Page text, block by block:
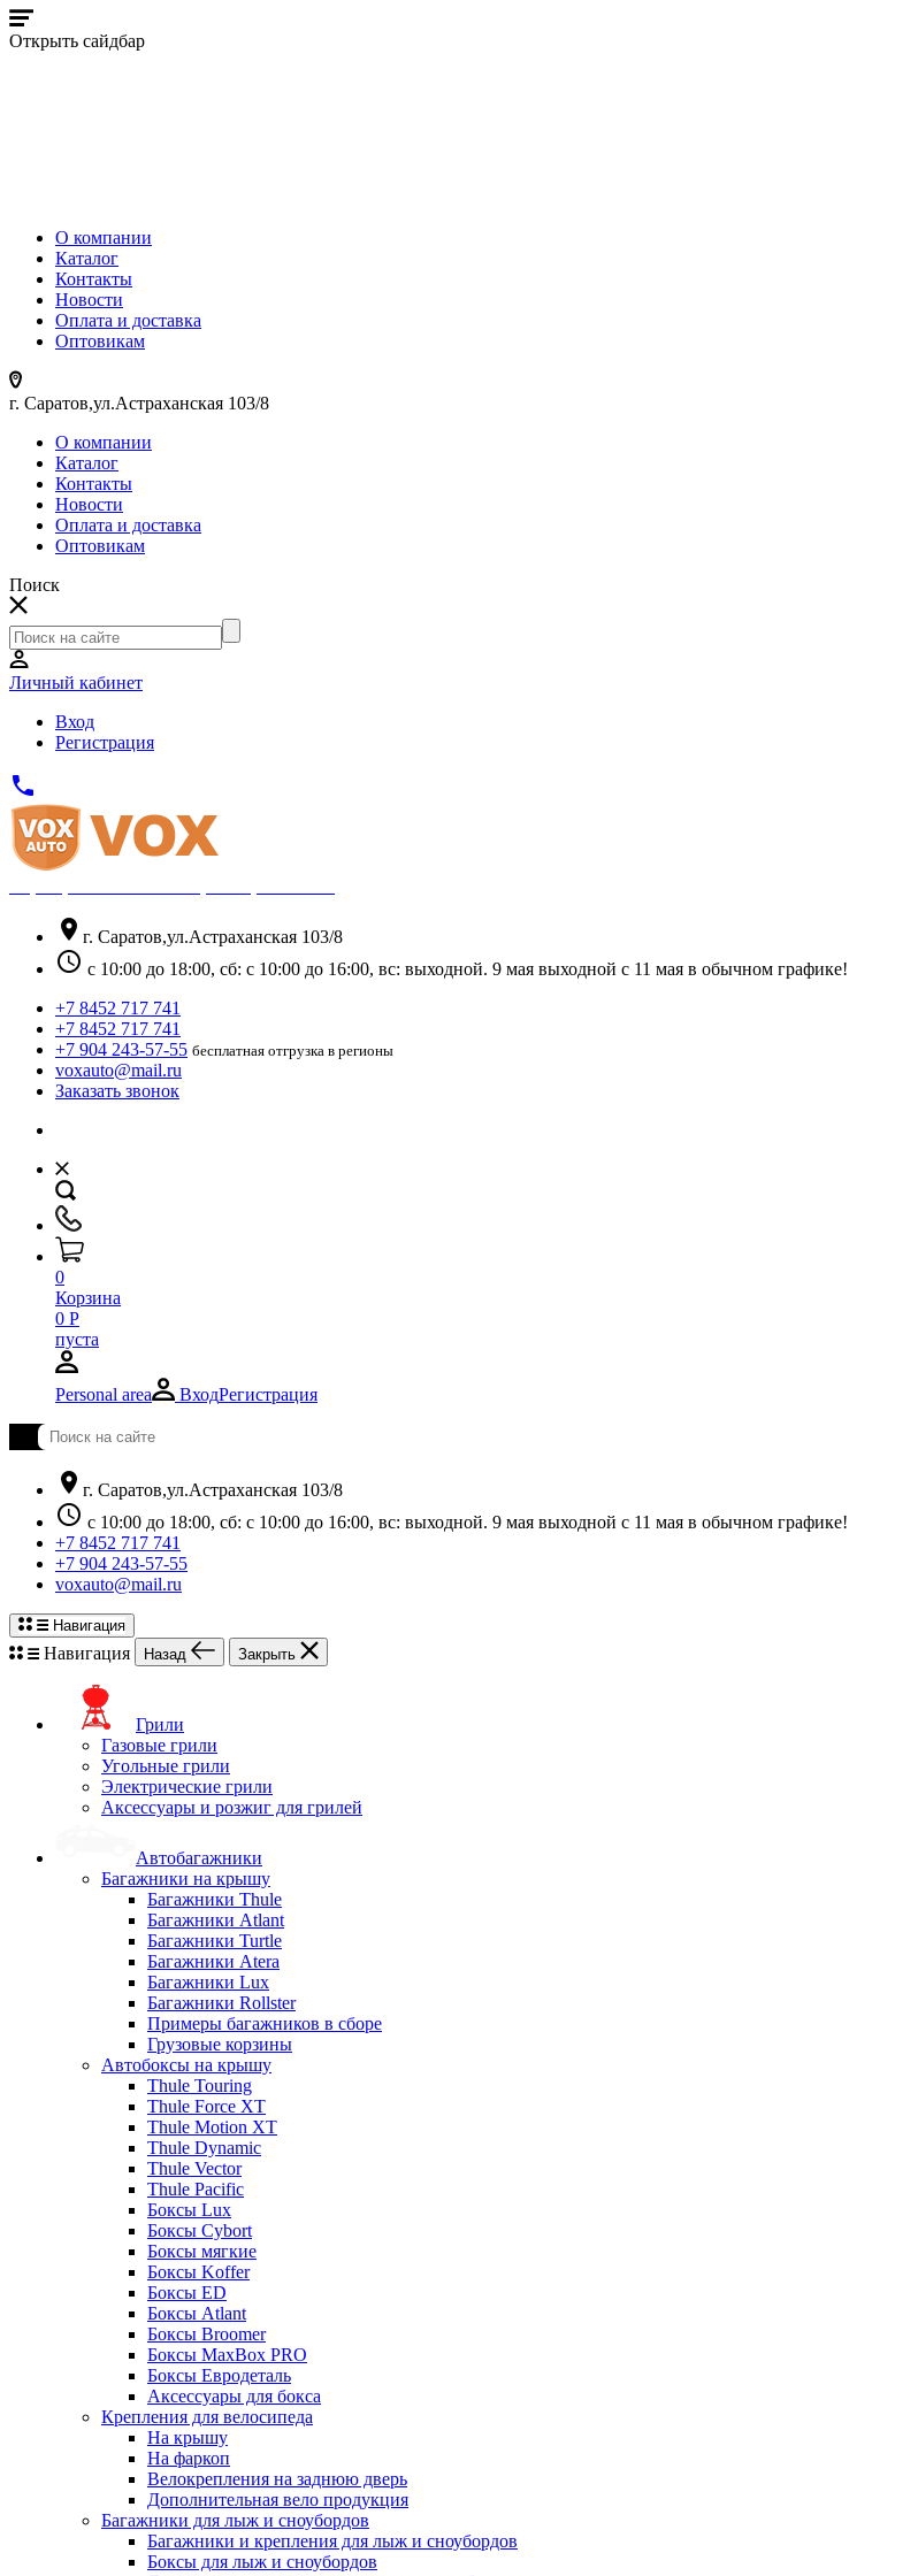
Открыть сайдбар
О компании
Каталог
Контакты
Новости
Оплата и доставка
Оптовикам
г. Саратов,ул.Астраханская 103/8
О компании
Каталог
Контакты
Новости
Оплата и доставка
Оптовикам
Поиск
Личный кабинет
Вход
Регистрация
phone
location_on г. Саратов,ул.Астраханская 103/8
schedule с 10:00 до 18:00, сб: с 10:00 до 16:00, вс: выходной. 9 мая выходной с 11 мая в обычном графике!
+7 8452 717 741
+7 8452 717 741
+7 904 243-57-55 бесплатная отгрузка в регионы
voxauto@mail.ru
Заказать звонок
0
Корзина
0 Р
пуста
Personal area ВходРегистрация
location_on г. Саратов,ул.Астраханская 103/8
schedule с 10:00 до 18:00, сб: с 10:00 до 16:00, вс: выходной. 9 мая выходной с 11 мая в обычном графике!
+7 8452 717 741
+7 904 243-57-55
voxauto@mail.ru
Навигация
Навигация Назад Закрыть
Грили
Газовые грили
Угольные грили
Электрические грили
Аксессуары и розжиг для грилей
Автобагажники
Багажники на крышу
Багажники Thule
Багажники Atlant
Багажники Turtle
Багажники Atera
Багажники Lux
Багажники Rollster
Примеры багажников в сборе
Грузовые корзины
Автобоксы на крышу
Thule Touring
Thule Force XT
Thule Motion XT
Thule Dynamic
Thule Vector
Thule Pacific
Боксы Lux
Боксы Cybort
Боксы мягкие
Боксы Koffer
Боксы ED
Боксы Atlant
Боксы Broomer
Боксы MaxBox PRO
Боксы Евродеталь
Аксессуары для бокса
Крепления для велосипеда
На крышу
На фаркоп
Велокрепления на заднюю дверь
Дополнительная вело продукция
Багажники для лыж и сноубордов
Багажники и крепления для лыж и сноубордов
Боксы для лыж и сноубордов